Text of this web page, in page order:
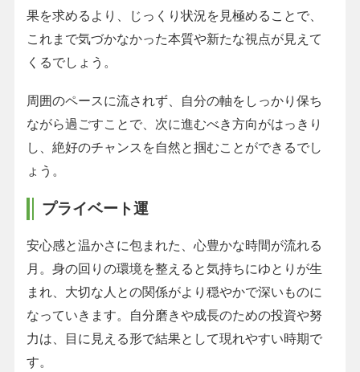
果を求めるより、じっくり状況を見極めることで、
これまで気づかなかった本質や新たな視点が見えて
くるでしょう。
周囲のペースに流されず、自分の軸をしっかり保ち
ながら過ごすことで、次に進むべき方向がはっきり
し、絶好のチャンスを自然と掴むことができるでし
ょう。
プライベート運
安心感と温かさに包まれた、心豊かな時間が流れる
月。身の回りの環境を整えると気持ちにゆとりが生
まれ、大切な人との関係がより穏やかで深いものに
なっていきます。自分磨きや成長のための投資や努
力は、目に見える形で結果として現れやすい時期で
す。